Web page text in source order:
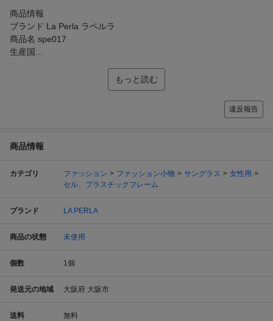
商品情報
ブランド La Perla ラペルラ
商品名 spe017
生産国...
もっと読む
違反報告
商品情報
カテゴリ ファッション ファッション小物 サングラス
女性用
セル、プラスチックフレーム
ブランド LA PERLA
商品の状態 未使用
個数 1個
発送元の地域 大阪府 大阪市
送料
無料